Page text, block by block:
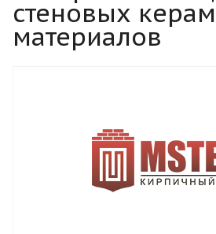
стеновых
материалов